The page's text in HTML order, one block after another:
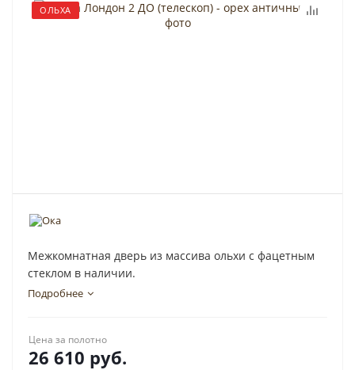
ОЛЬХА
Межкомнатная дверь из массива ольхи с фацетным
стеклом в наличии.
Подробнее
Цена за полотно
26 610 руб.